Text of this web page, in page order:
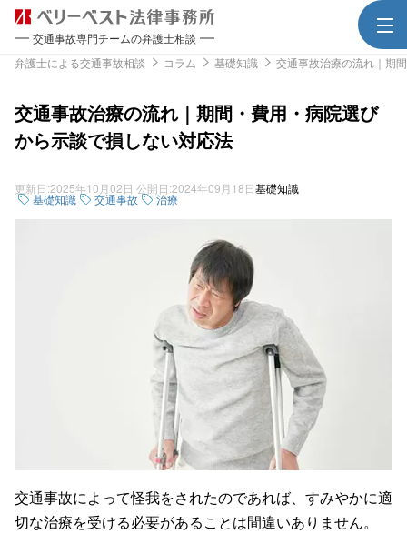
交通事故専門チームの弁護士相談
弁護士による交通事故相談
コラム 基礎知識 交通事故治療の流れ｜期
交通事故治療の流れ｜期間・費用・病院選び
から示談で損しない対応法
更新日:2025年10月02日 公開日:2024年09月18日基礎知識
基礎知識 交通事故 治療
交通事故によって怪我をされたのであれば、すみやかに適
切な治療を受ける必要があることは間違いありません。